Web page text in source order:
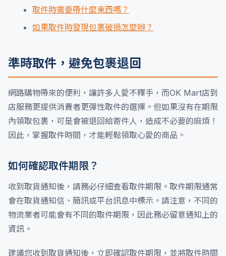
取件時需要帶什麼東西嗎？
如果取件時發現包裹破損怎麼辦？
準時取件，避免包裹退回
網路購物帶來的便利，讓許多人愛不釋手，而OK Mart店到
店服務更提供消費者更彈性取件的選擇。但如果沒有在期限
內領取包裹，可是會被退回給寄件人，造成不必要的麻煩！
因此，掌握取件時間，才能輕鬆領取心愛的商品。
如何確認取件期限？
收到取貨通知後，請務必仔細查看取件期限。取件期限通常
會在取貨通知信、簡訊或平台訊息中標示。請注意，不同的
物流業者可能會有不同的取件期限，因此務必留意通知上的
資訊。
建議您收到取貨通知後，立即確認取件期限，並將取件時間